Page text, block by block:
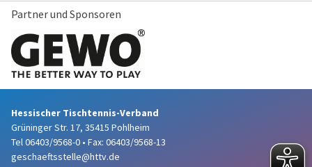
Partner und Sponsoren
Hessischer Tischtennis-Verband
Grüninger Str. 17, 35415 Pohlheim
Tel 06403/9568-0 • Fax: 06403/9568-13
geschaeftsstelle@httv.de